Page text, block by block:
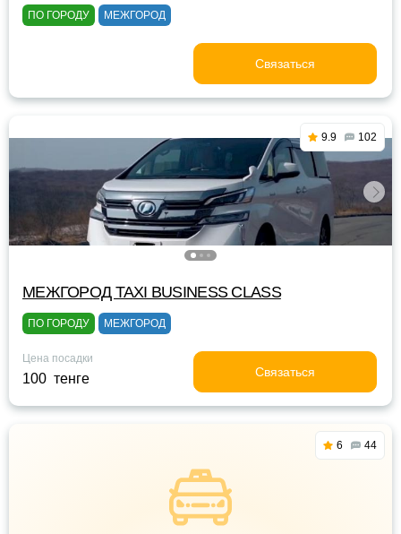
ПО ГОРОДУ МЕЖГОРОД
Связаться
9.9 102
МЕЖГОРОД TAXI BUSINESS CLASS
ПО ГОРОДУ МЕЖГОРОД
Цена посадки
100 тенге Связаться
6 44